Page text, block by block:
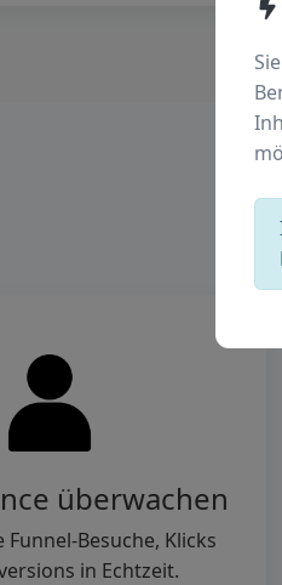
überwachen
Funnel-Besuche, Klicks
in Echtzeit.